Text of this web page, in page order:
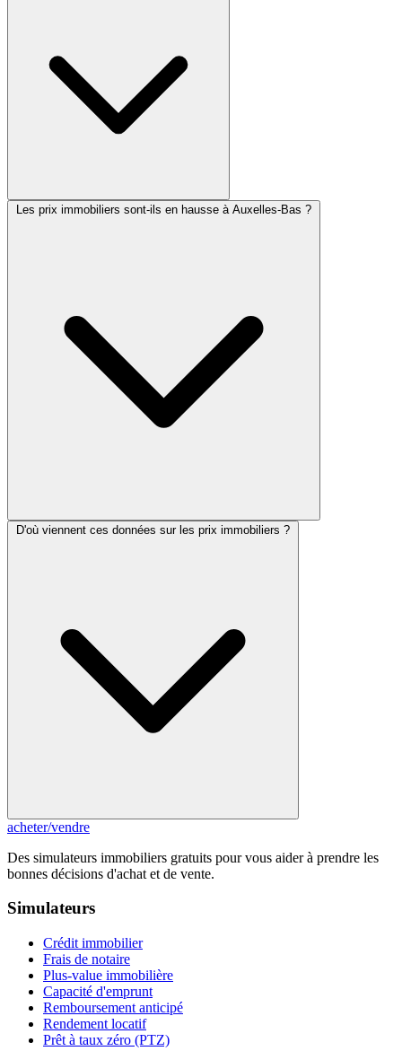
Les prix immobiliers sont-ils en hausse à Auxelles-Bas ?
D'où viennent ces données sur les prix immobiliers ?
acheter/vendre
Des simulateurs immobiliers gratuits pour vous aider à prendre les
bonnes décisions d'achat et de vente.
Simulateurs
Crédit immobilier
Frais de notaire
Plus-value immobilière
Capacité d'emprunt
Remboursement anticipé
Rendement locatif
Prêt à taux zéro (PTZ)